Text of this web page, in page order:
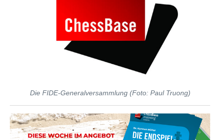
Die FIDE-Generalversammlung (Foto: Paul Truong)